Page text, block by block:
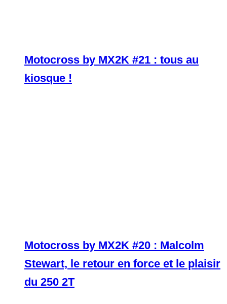
Motocross by MX2K #21 : tous au
kiosque !
Motocross by MX2K #20 : Malcolm
Stewart, le retour en force et le plaisir
du 250 2T